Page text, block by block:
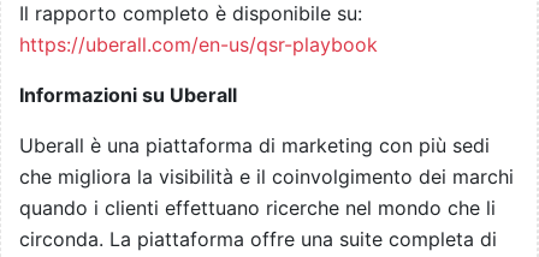
Il rapporto completo è disponibile su:
https://uberall.com/en-us/qsr-playbook
Informazioni su Uberall
Uberall è una piattaforma di marketing con più sedi
che migliora la visibilità e il coinvolgimento dei marchi
quando i clienti effettuano ricerche nel mondo che li
circonda. La piattaforma offre una suite completa di